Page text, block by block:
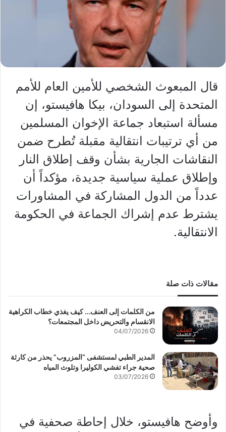
قال المبعوث الشخصي للأمين العام للأمم
المتحدة إلى السودان، بيكا هافيستو، إن
مسألة استبعاد جماعة الإخوان المسلمين
من أي ترتيبات انتقالية مقبلة تُطرح ضمن
النقاشات الجارية بشأن وقف إطلاق النار
وإطلاق عملية سياسية جديدة، مؤكداً أن
عدداً من الدول المشاركة في المشاورات
يشترط عدم إشراك الجماعة في الحكومة
الانتقالية.
مقالات ذات صلة
من الكلمات إلى العنف… كيف يغذي خطاب الكراهية
الانقسام والتحريض داخل المجتمعات؟
04/07/2026
المدير الطبي لمستشفى “المزروب” يحذر من كارثة
صحية جراء تفشي الكوليرا وتلوث المياه
03/07/2026
وأوضح هافيستو، خلال إحاطة صحفية في